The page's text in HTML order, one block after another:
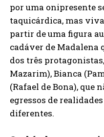
por uma onipresente
taquicárdica, mas
partir de uma figura
cadáver de Madalena
dos três
Mazarim), Bianca
(Rafael de Bona), que
egressos de
diferentes.